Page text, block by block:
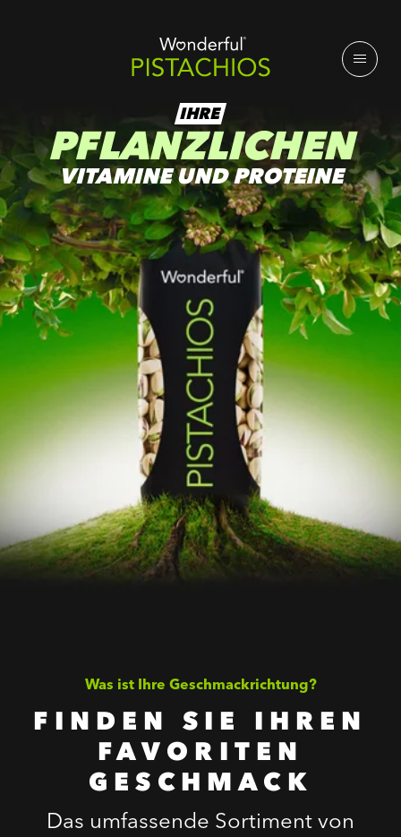
IHRE
PFLANZLICHEN
VITAMINE UND PROTEINE
Was ist Ihre Geschmackrichtung?
FINDEN SIE IHREN
FAVORITEN
GESCHMACK
Das umfassende Sortiment von